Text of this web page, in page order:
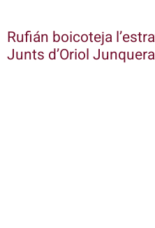
Rufián boicoteja
Junts d’Oriol